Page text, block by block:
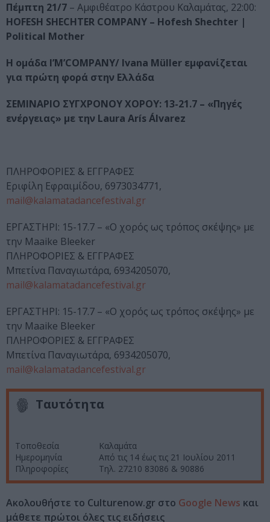
Πέμπτη 21/7 – Αμφιθέατρο Κάστρου Καλαμάτας, 22:00:
HOFESH SHECHTER COMPANY – Hofesh Shechter |
Political Mother
Η ομάδα I’M’COMPANY/ Ivana Müller εμφανίζεται
για πρώτη φορά στην Ελλάδα
ΣΕΜΙΝΑΡΙΟ ΣΥΓΧΡΟΝΟΥ ΧΟΡΟΥ: 13-21.7 – «Πηγές
ενέργειας» με την Laura Arís Álvarez
ΠΛΗΡΟΦΟΡΙΕΣ & ΕΓΓΡΑΦΕΣ
Εριφίλη Εφραιμίδου, 6973034771,
mail@kalamatadancefestival.gr
ΕΡΓΑΣΤΗΡΙ: 15-17.7 – «Ο χορός ως τρόπος σκέψης» με
την Maaike Bleeker
ΠΛΗΡΟΦΟΡΙΕΣ & ΕΓΓΡΑΦΕΣ
Μπετίνα Παναγιωτάρα, 6934205070,
mail@kalamatadancefestival.gr
ΕΡΓΑΣΤΗΡΙ: 15-17.7 – «Ο χορός ως τρόπος σκέψης» με
την Maaike Bleeker
ΠΛΗΡΟΦΟΡΙΕΣ & ΕΓΓΡΑΦΕΣ
Μπετίνα Παναγιωτάρα, 6934205070,
mail@kalamatadancefestival.gr
Ταυτότητα
Τοποθεσία
Καλαμάτα
Ημερομηνία
Από τις 14 έως τις 21 Ιουλίου 2011
Πληροφορίες
Τηλ. 27210 83086 & 90886
Ακολουθήστε το Culturenow.gr στο Google News και
μάθετε πρώτοι όλες τις ειδήσεις